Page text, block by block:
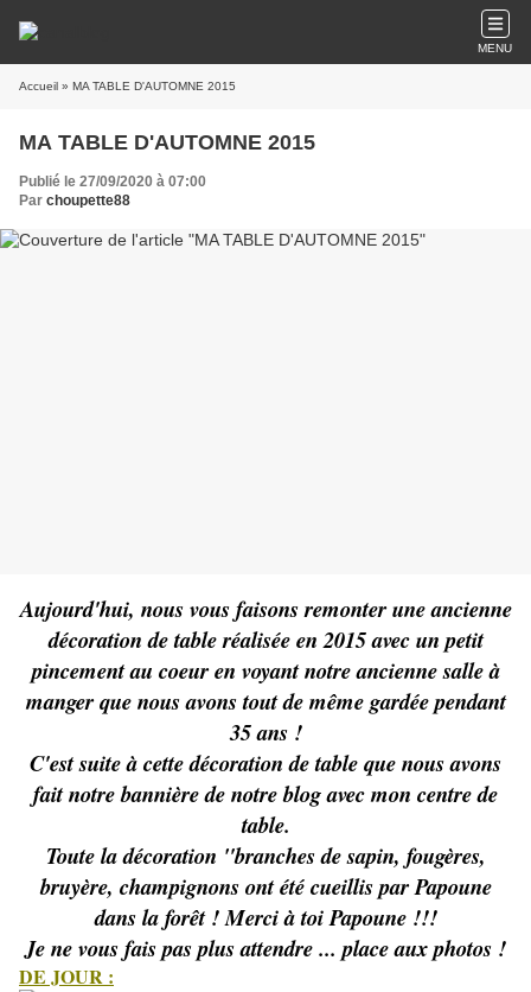
MENU
Accueil » MA TABLE D'AUTOMNE 2015
MA TABLE D'AUTOMNE 2015
Publié le 27/09/2020 à 07:00
Par choupette88
Aujourd'hui, nous vous faisons remonter une ancienne
décoration de table réalisée en 2015 avec un petit
pincement au coeur en voyant notre ancienne salle à
manger que nous avons tout de même gardée pendant
35 ans !
C'est suite à cette décoration de table que nous avons
fait notre bannière de notre blog avec mon centre de
table.
Toute la décoration "branches de sapin, fougères,
bruyère, champignons ont été cueillis par Papoune
dans la forêt ! Merci à toi Papoune !!!
Je ne vous fais pas plus attendre ... place aux photos !
DE JOUR :